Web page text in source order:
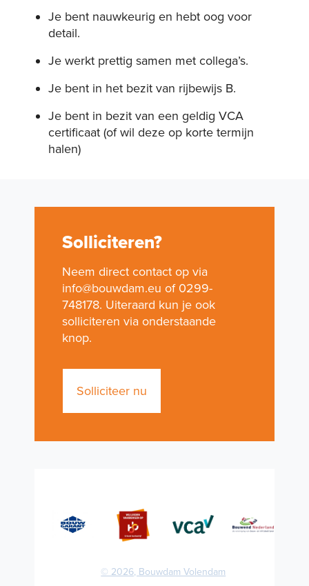
Je bent nauwkeurig en hebt oog voor
detail.
Je werkt prettig samen met collega’s.
Je bent in het bezit van rijbewijs B.
Je bent in bezit van een geldig VCA
certificaat (of wil deze op korte termijn
halen)
Solliciteren?
Neem direct contact op via
info@bouwdam.eu of 0299-
748178. Uiteraard kun je ook
solliciteren via onderstaande
knop.
Solliciteer nu
© 2026, Bouwdam Volendam